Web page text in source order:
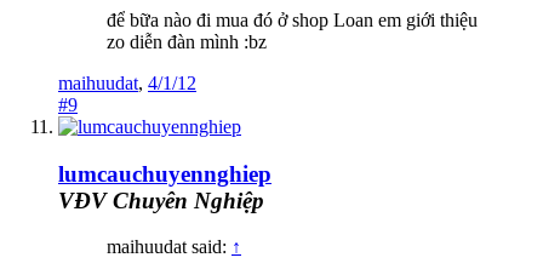
để bữa nào đi mua đó ở shop Loan em giới thiệu
zo diễn đàn mình :bz
maihuudat, 4/1/12
#9
lumcauchuyennghiep
VĐV Chuyên Nghiệp
maihuudat said: ↑